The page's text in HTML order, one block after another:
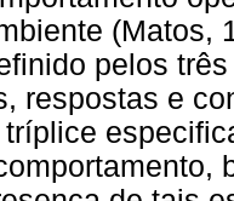
(Matos,
pelos
respostas e